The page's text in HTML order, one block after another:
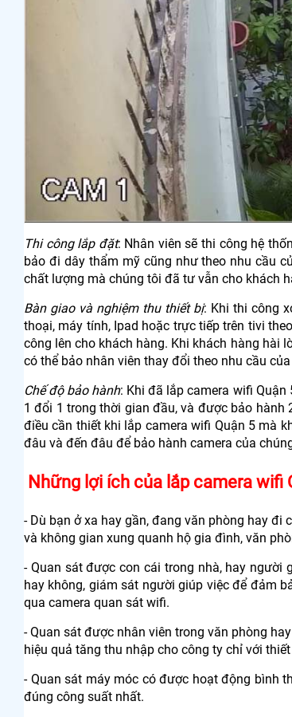
Thi công lắp đặt: Nhân viên sẽ thi công hệ
bảo đi dây thẩm mỹ cũng như theo nhu cầu
chất lượng mà chúng tôi đã tư vẫn cho khách
Bàn giao và nghiệm thu thiết bị: Khi thi công
thoại, máy tính, Ipad hoặc trực tiếp trên tivi
công lên cho khách hàng. Khi khách hàng hài
có thể bảo nhân viên thay đổi theo nhu cầu
Chế độ bảo hành: Khi đã lắp camera wifi
1 đổi 1 trong thời gian đầu, và được bảo hành
điều cần thiết khi lắp camera wifi Quận 5 mà
đâu và đến đâu để bảo hành camera của
Những lợi ích của lắp camera wifi
- Dù bạn ở xa hay gần, đang văn phòng hay
và không gian xung quanh hộ gia đình, văn
- Quan sát được con cái trong nhà, hay
hay không, giám sát người giúp việc để đảm
qua camera quan sát wifi.
- Quan sát được nhân viên trong văn phòng
hiệu quả tăng thu nhập cho công ty chỉ với
- Quan sát máy móc có được hoạt động bình
đúng công suất nhất.